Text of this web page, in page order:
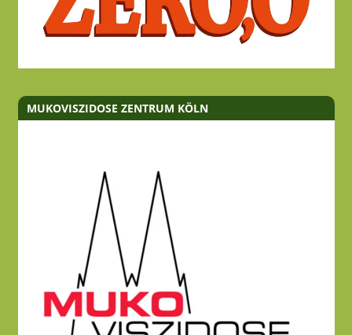
MUKOVISZIDOSE ZENTRUM KÖLN